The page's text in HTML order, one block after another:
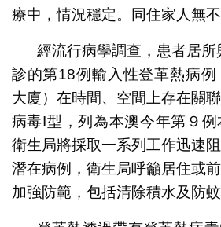
療中，情況穩定。同住家人無不
經流行病學調查，患者居
診的第18例輸入性登革熱病
大廈）在時間、空間上存在關
病毒I型，列為本澳今年第９例
衛生局將採取一系列工作迅速
潛在病例，衛生局呼籲居住或
加強防範，包括清除積水及防蚊